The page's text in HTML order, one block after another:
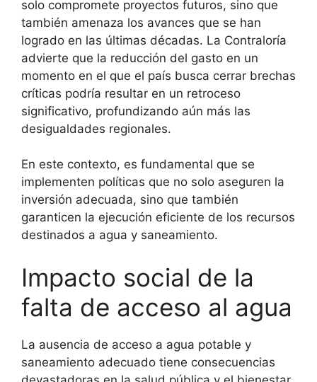
solo compromete proyectos futuros, sino que
también amenaza los avances que se han
logrado en las últimas décadas. La Contraloría
advierte que la reducción del gasto en un
momento en el que el país busca cerrar brechas
críticas podría resultar en un retroceso
significativo, profundizando aún más las
desigualdades regionales.
En este contexto, es fundamental que se
implementen políticas que no solo aseguren la
inversión adecuada, sino que también
garanticen la ejecución eficiente de los recursos
destinados a agua y saneamiento.
Impacto social de la
falta de acceso al agua
La ausencia de acceso a agua potable y
saneamiento adecuado tiene consecuencias